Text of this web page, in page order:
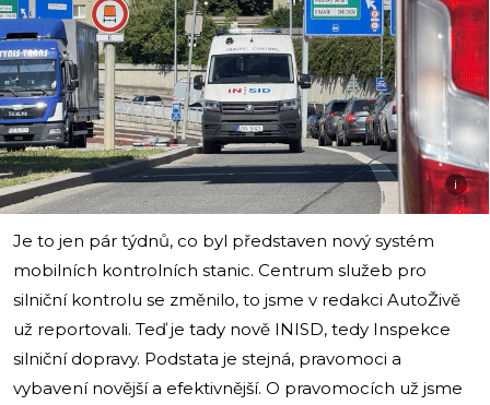
i
Je to jen pár týdnů, co byl představen nový systém
mobilních kontrolních stanic. Centrum služeb pro
silniční kontrolu se změnilo, to jsme v redakci AutoŽivě
už reportovali. Teď je tady nově INISD, tedy Inspekce
silniční dopravy. Podstata je stejná, pravomoci a
vybavení novější a efektivnější. O pravomocích už jsme